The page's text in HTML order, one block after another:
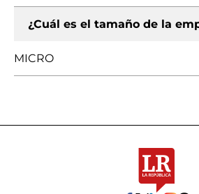
¿Cuál es el tamaño de la
MICRO